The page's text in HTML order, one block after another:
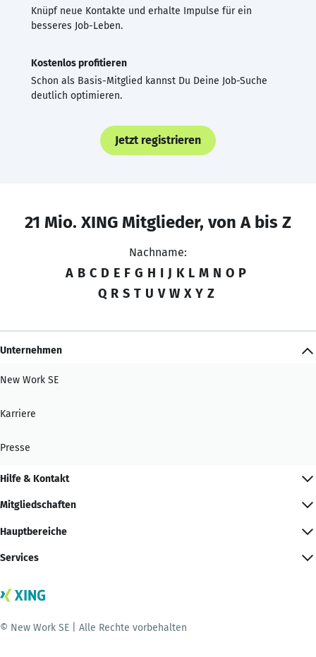
Knüpf neue Kontakte und erhalte Impulse für ein
besseres Job-Leben.
Kostenlos profitieren
Schon als Basis-Mitglied kannst Du Deine Job-Suche
deutlich optimieren.
Jetzt registrieren
21 Mio. XING Mitglieder, von A bis Z
Nachname:
A B C D E F G H I J K L M N O P
Q R S T U V W X Y Z
Unternehmen
New Work SE
Karriere
Presse
Hilfe & Kontakt
Mitgliedschaften
Hauptbereiche
Services
© New Work SE | Alle Rechte vorbehalten